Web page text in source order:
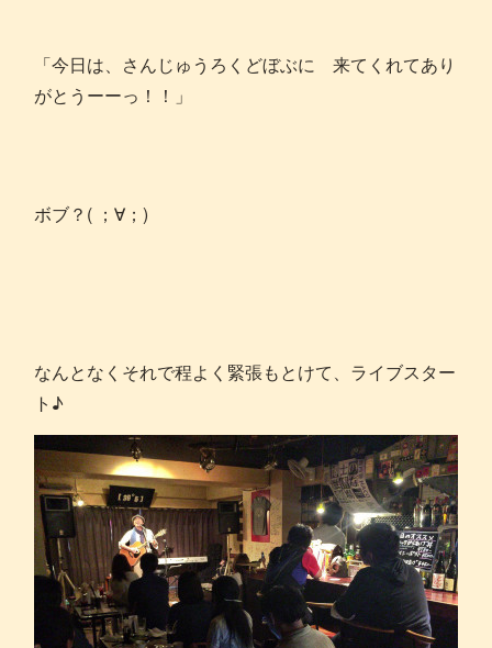
「今日は、さんじゅうろくどぼぶに 来てくれてあり
がとうーーっ！！」
ボブ？( ；∀；)
なんとなくそれで程よく緊張もとけて、ライブスター
ト♪